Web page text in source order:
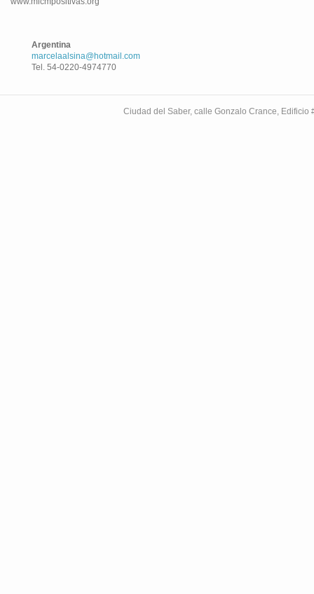
Argentina
marcelaalsina@hotmail.com
Tel. 54-0220-4974770
Ciudad del Saber, calle Gonzalo Crance,